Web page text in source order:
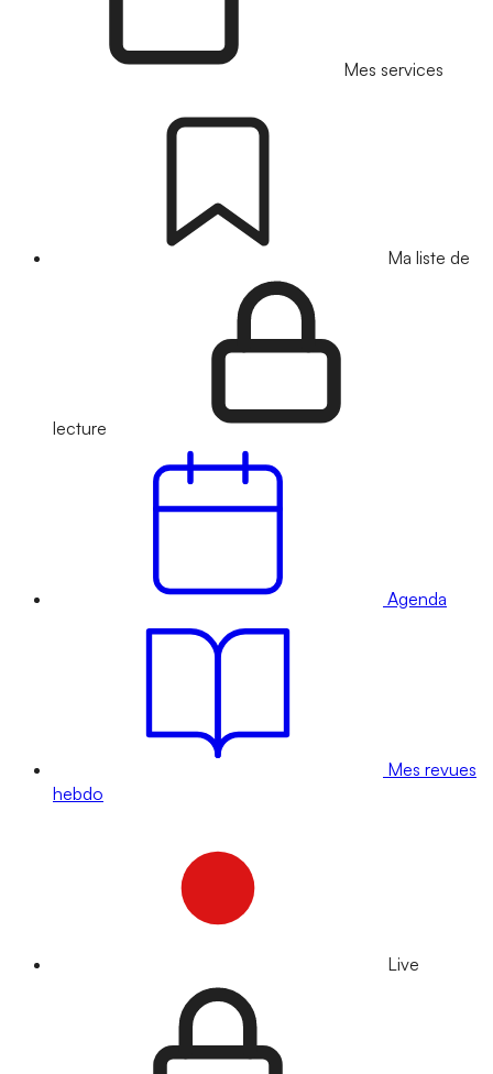
Mes services
Ma liste de
lecture
Agenda
Mes revues
hebdo
Live